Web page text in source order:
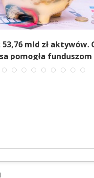
mld zł aktywów.
pomogła funduszom